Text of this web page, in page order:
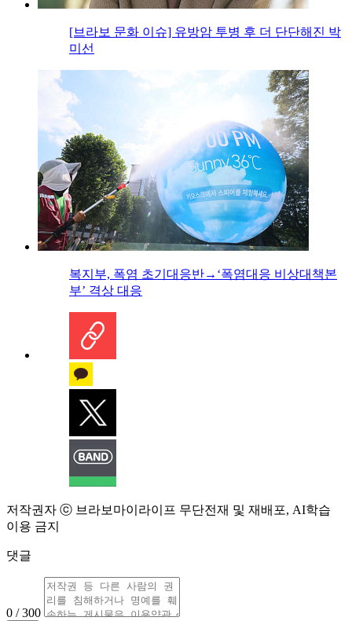
[브라보 문화 이슈] 유방암 투병 후 더 단단해진 박
미선
복지부, 폭염 초기대응반→‘폭염대응 비상대책본
부’ 격상 대응
저작권자 ⓒ 브라보마이라이프 무단전재 및 재배포, AI학습
이용 금지
댓글
0 / 300